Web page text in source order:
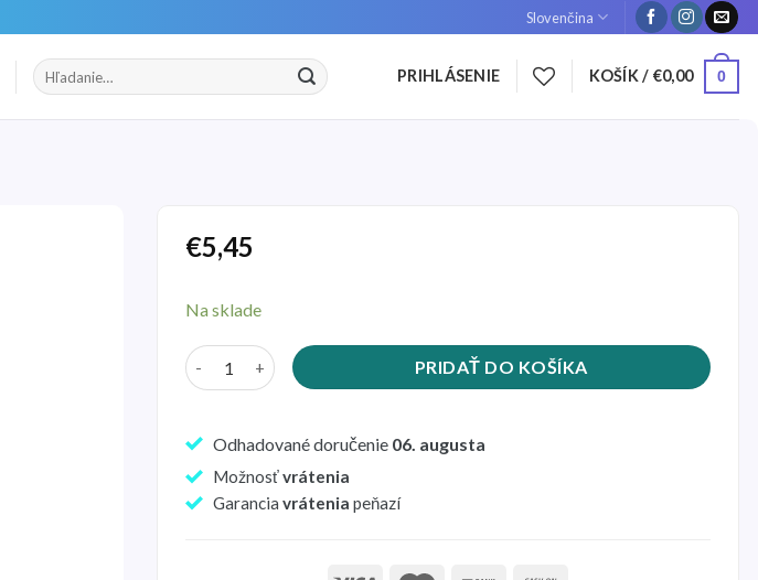
Slovenčina
Hľadať: PRIHLÁSENIE KOŠÍK / €0,00 0
€5,45
Na sklade
množstvo Reflexné prúžky na kolesá Ninebot MAX G30
PRIDAŤ DO KOŠÍKA
Odhadované doručenie 06. augusta
Možnosťvrátenia
Garanciavrátenia peňazí